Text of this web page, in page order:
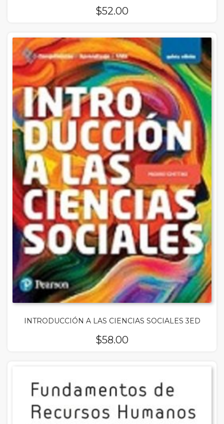
$52.00
INTRODUCCIÓN A LAS CIENCIAS SOCIALES 3ED
$58.00